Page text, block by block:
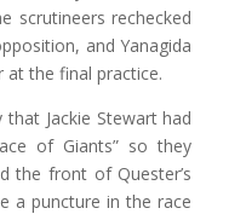
scrutineers rechecked
and Yanagida
at the final practice.
Jackie Stewart had
of Giants” so they
the front of Quester’s
a puncture in the race